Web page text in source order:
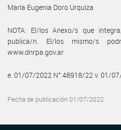
María Eugenia Doro Urquiza
NOTA: El/los Anexo/s que
publica/n. El/los mismo/s
www.dnrpa.gov.ar
e. 01/07/2022 N° 48918/22 v. 01/
Fecha de publicación 01/07/2022